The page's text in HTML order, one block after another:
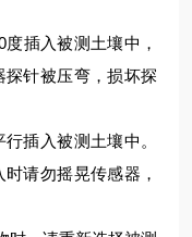
插入被测土壤中，
针被压弯，损坏探
插入被测土壤中。
请勿摇晃传感器，